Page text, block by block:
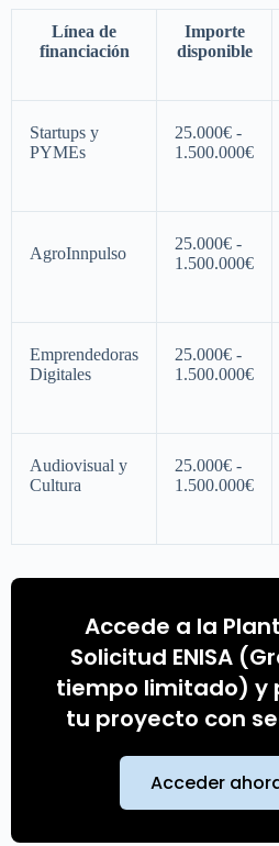
Línea de
financiación
Importe
disponible
Startups y
PYMEs
25.000€ -
1.500.000€
AgroInnpulso
25.000€ -
1.500.000€
Emprendedoras
Digitales
25.000€ -
1.500.000€
Audiovisual y
Cultura
25.000€ -
1.500.000€
Accede a la
Solicitud ENISA
tiempo limitado) y
tu proyecto con
Acceder